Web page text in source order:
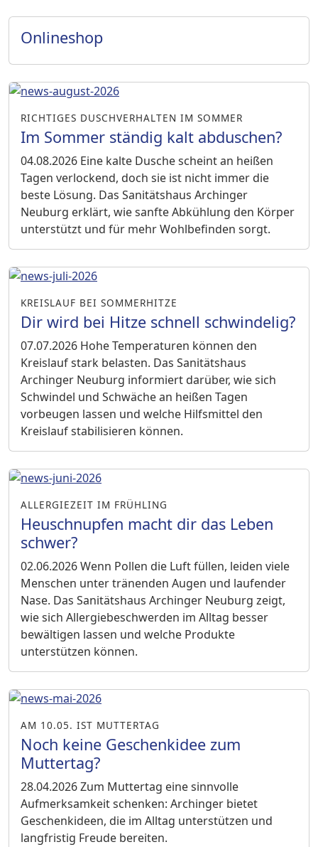
Onlineshop
RICHTIGES DUSCHVERHALTEN IM SOMMER
Im Sommer ständig kalt abduschen?
04.08.2026 Eine kalte Dusche scheint an heißen
Tagen verlockend, doch sie ist nicht immer die
beste Lösung. Das Sanitätshaus Archinger
Neuburg erklärt, wie sanfte Abkühlung den Körper
unterstützt und für mehr Wohlbefinden sorgt.
KREISLAUF BEI SOMMERHITZE
Dir wird bei Hitze schnell schwindelig?
07.07.2026 Hohe Temperaturen können den
Kreislauf stark belasten. Das Sanitätshaus
Archinger Neuburg informiert darüber, wie sich
Schwindel und Schwäche an heißen Tagen
vorbeugen lassen und welche Hilfsmittel den
Kreislauf stabilisieren können.
ALLERGIEZEIT IM FRÜHLING
Heuschnupfen macht dir das Leben
schwer?
02.06.2026Wenn Pollen die Luft füllen, leiden viele
Menschen unter tränenden Augen und laufender
Nase. Das Sanitätshaus Archinger Neuburg zeigt,
wie sich Allergiebeschwerden im Alltag besser
bewältigen lassen und welche Produkte
unterstützen können.
AM 10.05. IST MUTTERTAG
Noch keine Geschenkidee zum
Muttertag?
28.04.2026Zum Muttertag eine sinnvolle
Aufmerksamkeit schenken: Archinger bietet
Geschenkideen, die im Alltag unterstützen und
langfristig Freude bereiten.